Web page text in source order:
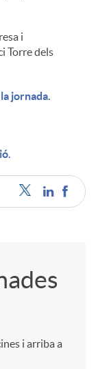
i
Torre dels
jornada.
i arriba a